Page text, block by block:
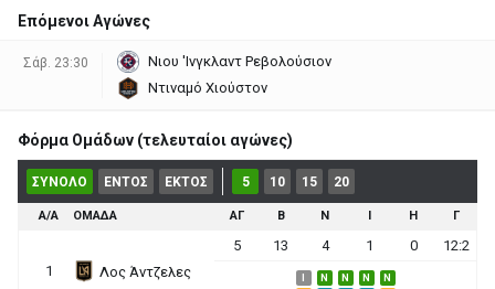
Επόμενοι Αγώνες
Σάβ. 23:30
Νιου 'Ινγκλαντ Ρεβολούσιον
Ντιναμό Χιούστον
Φόρμα Ομάδων (τελευταίοι αγώνες)
ΣΥΝΟΛΟ ΕΝΤΟΣ ΕΚΤΟΣ 5 10 15 20
Α/Α ΟΜΑΔΑ ΑΓ Β Ν Ι Η Γ
1 Λος Άντζελες
5 13 4 1 0 12:2
N N N
N